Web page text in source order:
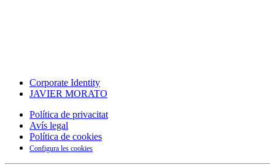
Corporate Identity
JAVIER MORATO
Política de privacitat
Avís legal
Política de cookies
Configura les cookies